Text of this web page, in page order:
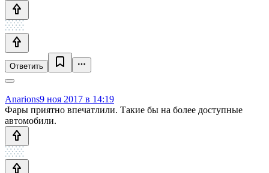
Ответить
Anarions9 ноя 2017 в 14:19
Фары приятно впечатлили. Такие бы на более доступные
автомобили.